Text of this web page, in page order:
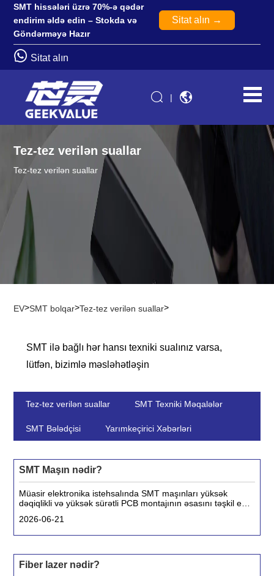
SMT hissələri üzrə 70%-ə qədər
endirim əldə edin – Stokda və
Göndərməyə Hazır
Sitat alın →
Sitat alın
|
Tez-tez verilən suallar
Tez-tez verilən suallar
EV>SMT bolqar>Tez-tez verilən suallar>
SMT ilə bağlı hər hansı texniki sualınız varsa,
lütfən, bizimlə məsləhətləşin
Tez-tez verilən suallar SMT Texniki Məqalələr
SMT Bələdçisi Yarımkeçirici Xəbərləri
SMT Maşın nədir?
Müasir elektronika istehsalında SMT maşınları yüksək
dəqiqlikli və yüksək sürətli PCB montajının əsasını təşkil edir.
lövhələrinin (PCB) səthinə yerləşdirmək və lehimləmək üçün
2026-06-21
Fiber lazer nədir?